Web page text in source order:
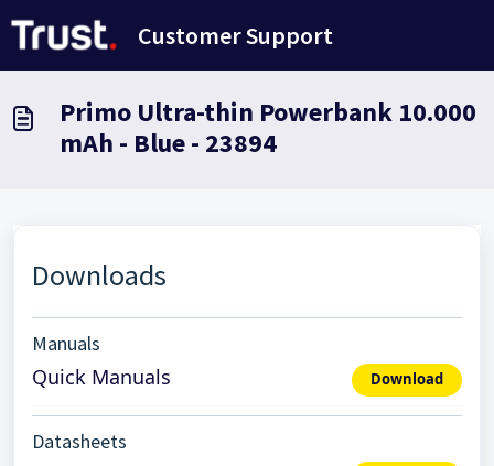
Customer Support
Primo Ultra-thin Powerbank 10.000
mAh - Blue - 23894
Downloads
Manuals
Quick Manuals Download
Datasheets